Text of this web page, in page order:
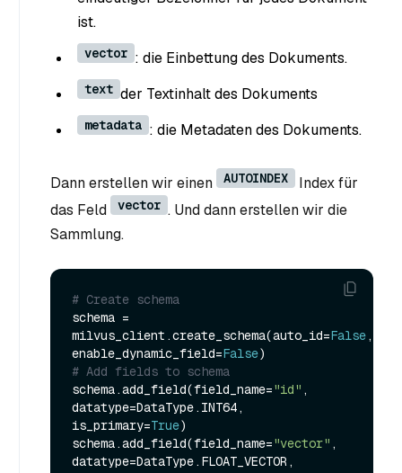
ist.
vector : die Einbettung des Dokuments.
text der Textinhalt des Dokuments
metadata : die Metadaten des Dokuments.
Dann erstellen wir einen AUTOINDEX
Index für
das Feld
vector . Und dann erstellen wir die
Sammlung.
# Create schema
schema =
milvus_client.create_schema(auto_id=False,
enable_dynamic_field=False
# Add fields to schema
schema.add_field(field_name="id" ,
datatype=DataType.INT64,
is_primary=True)
schema.add_field(field_name="vector" ,
datatype=DataType.FLOAT_VECTOR,